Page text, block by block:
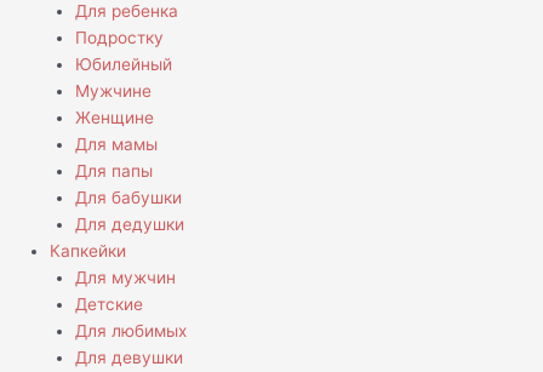
Для ребенка
Подростку
Юбилейный
Мужчине
Женщине
Для мамы
Для папы
Для бабушки
Для дедушки
Капкейки
Для мужчин
Детские
Для любимых
Для девушки